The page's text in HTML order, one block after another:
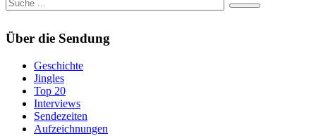
Über die Sendung
Geschichte
Jingles
Top 20
Interviews
Sendezeiten
Aufzeichnungen